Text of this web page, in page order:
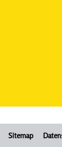
Sitemap